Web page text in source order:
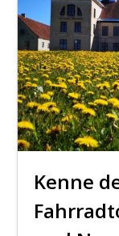
Kenne